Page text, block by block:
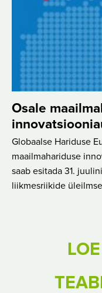
Osale
Globaalse Hariduse
maailmahariduse
saab esitada 31.
liikmesriikide